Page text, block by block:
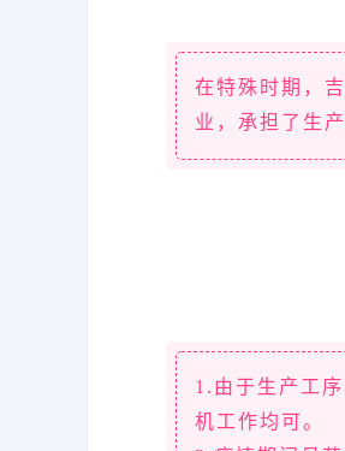
在特殊时期，
业，承担了生
1.由于生产工
机工作均可。